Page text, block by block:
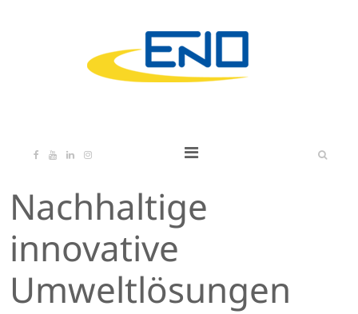
Nachhaltige
innovative
Umweltlösungen